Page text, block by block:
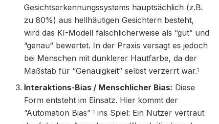
Gesichtserkennungssystems hauptsächlich (z.B.
zu 80%) aus hellhäutigen Gesichtern besteht,
wird das KI-Modell fälschlicherweise als “gut” und
“genau” bewertet. In der Praxis versagt es jedoch
bei Menschen mit dunklerer Hautfarbe, da der
Maßstab für “Genauigkeit” selbst verzerrt war.1
Interaktions-Bias / Menschlicher Bias: Diese
Form entsteht im Einsatz. Hier kommt der
“Automation Bias”1 ins Spiel: Ein Nutzer vertraut